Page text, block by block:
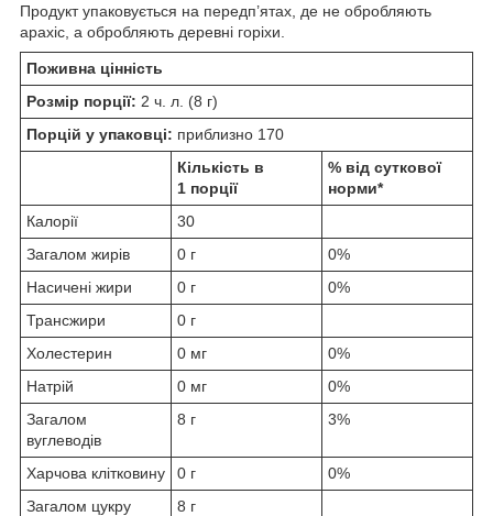
Продукт упаковується на передп’ятах, де не обробляють
арахіс, а обробляють деревні горіхи.
Поживна цінність
Розмір порції: 2 ч. л. (8 г)
Порцій у упаковці: приблизно 170
Кількість в
1 порції
% від суткової
норми*
Калорії
30
Загалом жирів
0 г
0%
Насичені жири
0 г
0%
Трансжири
0 г
Холестерин
0 мг
0%
Натрій
0 мг
0%
Загалом
вуглеводів
8 г 3%
Харчова клітковину 0 г
0%
Загалом цукру
8 г